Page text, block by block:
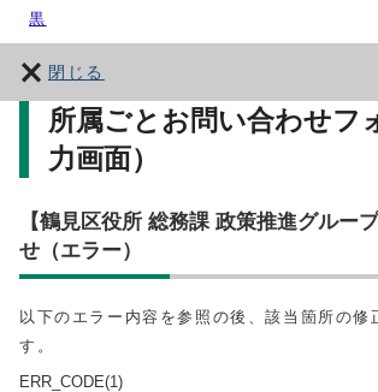
黒
閉じる
所属ごとお問い合わせフ
力画面）
【鶴見区役所 総務課 政策推進グルー
せ（エラー）
以下のエラー内容を参照の後、該当箇所の修
す。
ERR_CODE(1)